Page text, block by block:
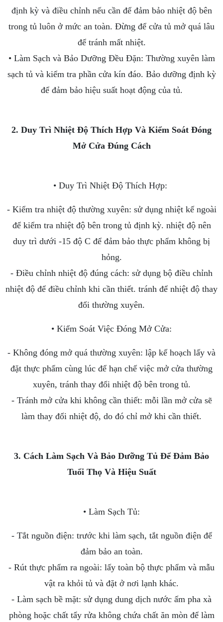
định kỳ và điều chỉnh nếu cần để đảm bảo nhiệt độ bên
trong tủ luôn ở mức an toàn. Đừng để cửa tủ mở quá lâu
để tránh mất nhiệt.
• Làm Sạch và Bảo Dưỡng Đều Đặn: Thường xuyên làm
sạch tủ và kiểm tra phần cửa kín đáo. Bảo dưỡng định kỳ
để đảm bảo hiệu suất hoạt động của tủ.
2. Duy Trì Nhiệt Độ Thích Hợp Và Kiểm Soát Đóng
Mở Cửa Đúng Cách
• Duy Trì Nhiệt Độ Thích Hợp:
- Kiểm tra nhiệt độ thường xuyên: sử dụng nhiệt kế ngoài
để kiểm tra nhiệt độ bên trong tủ định kỳ. nhiệt độ nên
duy trì dưới -15 độ C để đảm bảo thực phẩm không bị
hỏng.
- Điều chỉnh nhiệt độ đúng cách: sử dụng bộ điều chỉnh
nhiệt độ để điều chỉnh khi cần thiết. tránh để nhiệt độ thay
đổi thường xuyên.
• Kiểm Soát Việc Đóng Mở Cửa:
- Không đóng mở quá thường xuyên: lập kế hoạch lấy và
đặt thực phẩm cùng lúc để hạn chế việc mở cửa thường
xuyên, tránh thay đổi nhiệt độ bên trong tủ.
- Tránh mở cửa khi không cần thiết: mỗi lần mở cửa sẽ
làm thay đổi nhiệt độ, do đó chỉ mở khi cần thiết.
3. Cách Làm Sạch Và Bảo Dưỡng Tủ Để Đảm Bảo
Tuổi Thọ Và Hiệu Suất
• Làm Sạch Tủ:
- Tắt nguồn điện: trước khi làm sạch, tắt nguồn điện để
đảm bảo an toàn.
- Rút thực phẩm ra ngoài: lấy toàn bộ thực phẩm và mẫu
vật ra khỏi tủ và đặt ở nơi lạnh khác.
- Làm sạch bề mặt: sử dụng dung dịch nước ấm pha xà
phòng hoặc chất tẩy rửa không chứa chất ăn mòn để làm